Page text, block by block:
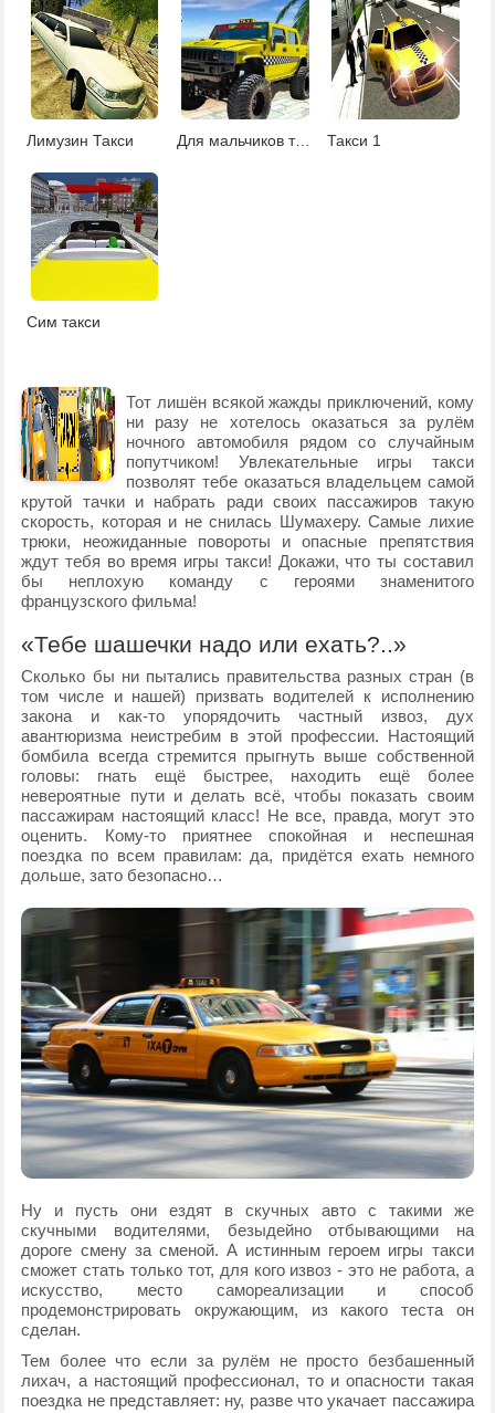
Лимузин Такси Для мальчиков такси Такси 1
Сим такси
Тот лишён всякой жажды приключений, кому
ни разу не хотелось оказаться за рулём
ночного автомобиля рядом со случайным
попутчиком! Увлекательные игры такси
позволят тебе оказаться владельцем самой
крутой тачки и набрать ради своих пассажиров такую
скорость, которая и не снилась Шумахеру. Самые лихие
трюки, неожиданные повороты и опасные препятствия
ждут тебя во время игры такси! Докажи, что ты составил
бы неплохую команду с героями знаменитого
французского фильма!
«Тебе шашечки надо или ехать?..»
Сколько бы ни пытались правительства разных стран (в
том числе и нашей) призвать водителей к исполнению
закона и как-то упорядочить частный извоз, дух
авантюризма неистребим в этой профессии. Настоящий
бомбила всегда стремится прыгнуть выше собственной
головы: гнать ещё быстрее, находить ещё более
невероятные пути и делать всё, чтобы показать своим
пассажирам настоящий класс! Не все, правда, могут это
оценить. Кому-то приятнее спокойная и неспешная
поездка по всем правилам: да, придётся ехать немного
дольше, зато безопасно…
Ну и пусть они ездят в скучных авто с такими же
скучными водителями, безыдейно отбывающими на
дороге смену за сменой. А истинным героем игры такси
сможет стать только тот, для кого извоз - это не работа, а
искусство, место самореализации и способ
продемонстрировать окружающим, из какого теста он
сделан.
Тем более что если за рулём не просто безбашенный
лихач, а настоящий профессионал, то и опасности такая
поездка не представляет: ну, разве что укачает пассажира